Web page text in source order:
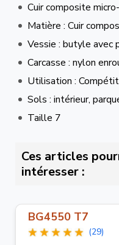
Cuir composite
Matière : Cuir
Vessie : butyle avec
Carcasse : nylon
Utilisation :
Sols : intérieur,
Taille 7
Ces articles
intéresser :
BG4550 T7
(29)